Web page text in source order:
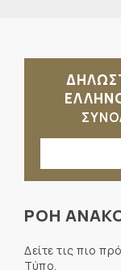
ΡΟΗ
Δείτε τις πιο
Τύπο.